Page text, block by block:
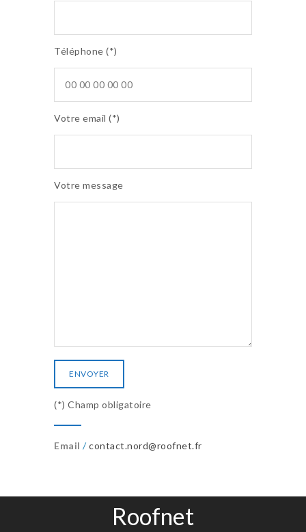
Téléphone (*)
Votre email (*)
Votre message
(*) Champ obligatoire
Email /contact.nord@roofnet.fr
Roofnet